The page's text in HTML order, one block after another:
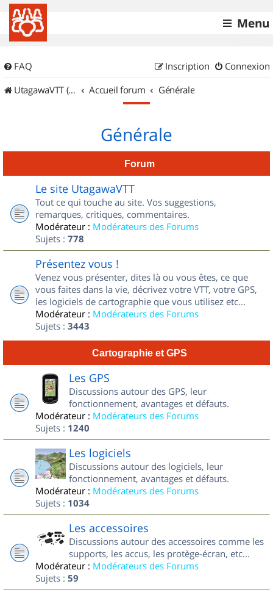
Menu
FAQ Connexion
Inscription
UtagawaVTT (Randos VTT et VTTAE avec traces GPS)
Accueil forum Générale
Générale
Forum
Le site UtagawaVTT
Tout ce qui touche au site. Vos suggestions,
remarques, critiques, commentaires.
Modérateur : Modérateurs des Forums
Sujets : 778
Présentez vous !
Venez vous présenter, dites là ou vous êtes, ce que
vous faites dans la vie, décrivez votre VTT, votre GPS,
les logiciels de cartographie que vous utilisez etc...
Modérateur : Modérateurs des Forums
Sujets : 3443
Cartographie et GPS
Les GPS
Discussions autour des GPS, leur
fonctionnement, avantages et défauts.
Modérateur : Modérateurs des Forums
Sujets : 1240
Les logiciels
Discussions autour des logiciels, leur
fonctionnement, avantages et défauts.
Modérateur : Modérateurs des Forums
Sujets : 1034
Les accessoires
Discussions autour des accessoires comme les
supports, les accus, les protège-écran, etc...
Modérateur : Modérateurs des Forums
Sujets : 59